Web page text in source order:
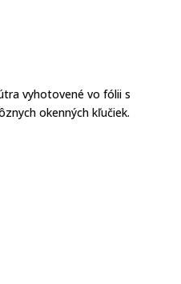
vyhotovené vo fólii s
okenných kľučiek.